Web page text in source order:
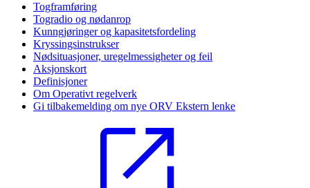
Togframføring
Togradio og nødanrop
Kunngjøringer og kapasitetsfordeling
Kryssingsinstrukser
Nødsituasjoner, uregelmessigheter og feil
Aksjonskort
Definisjoner
Om Operativt regelverk
Gi tilbakemelding om nye ORV Ekstern lenke